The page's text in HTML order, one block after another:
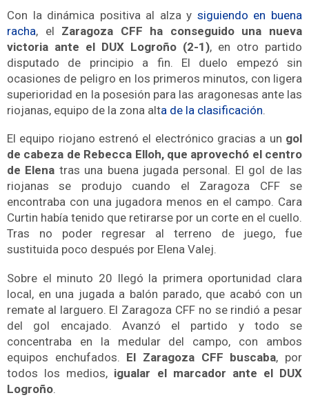
Con la dinámica positiva al alza y siguiendo en buena
racha, el Zaragoza CFF ha conseguido una nueva
victoria ante el DUX Logroño (2-1), en otro partido
disputado de principio a fin. El duelo empezó sin
ocasiones de peligro en los primeros minutos, con ligera
superioridad en la posesión para las aragonesas ante las
riojanas, equipo de la zona alta de la clasificación.
El equipo riojano estrenó el electrónico gracias a un gol
de cabeza de Rebecca Elloh, que aprovechó el centro
de Elena tras una buena jugada personal. El gol de las
riojanas se produjo cuando el Zaragoza CFF se
encontraba con una jugadora menos en el campo. Cara
Curtin había tenido que retirarse por un corte en el cuello.
Tras no poder regresar al terreno de juego, fue
sustituida poco después por Elena Valej.
Sobre el minuto 20 llegó la primera oportunidad clara
local, en una jugada a balón parado, que acabó con un
remate al larguero. El Zaragoza CFF no se rindió a pesar
del gol encajado. Avanzó el partido y todo se
concentraba en la medular del campo, con ambos
equipos enchufados. El Zaragoza CFF buscaba, por
todos los medios, igualar el marcador ante el DUX
Logroño.